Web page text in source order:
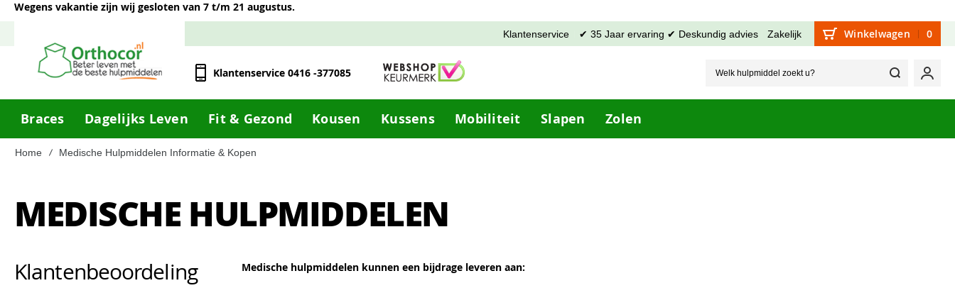
Wegens vakantie zijn wij gesloten van 7 t/m 21 augustus.
Klantenservice ✔ 35 Jaar ervaring ✔ Deskundig advies Zakelijk Winkelwagen 0
Klantenservice 0416 -377085 Welk
Mijn
Braces Dagelijks Leven Fit & Gezond Kousen Kussens Mobiliteit Slapen Zolen
Home Medische Hulpmiddelen Informatie & Kopen
MEDISCHE HULPMIDDELEN
Medische hulpmiddelen kunnen een bijdrage leveren aan:
Klantenbeoordeling